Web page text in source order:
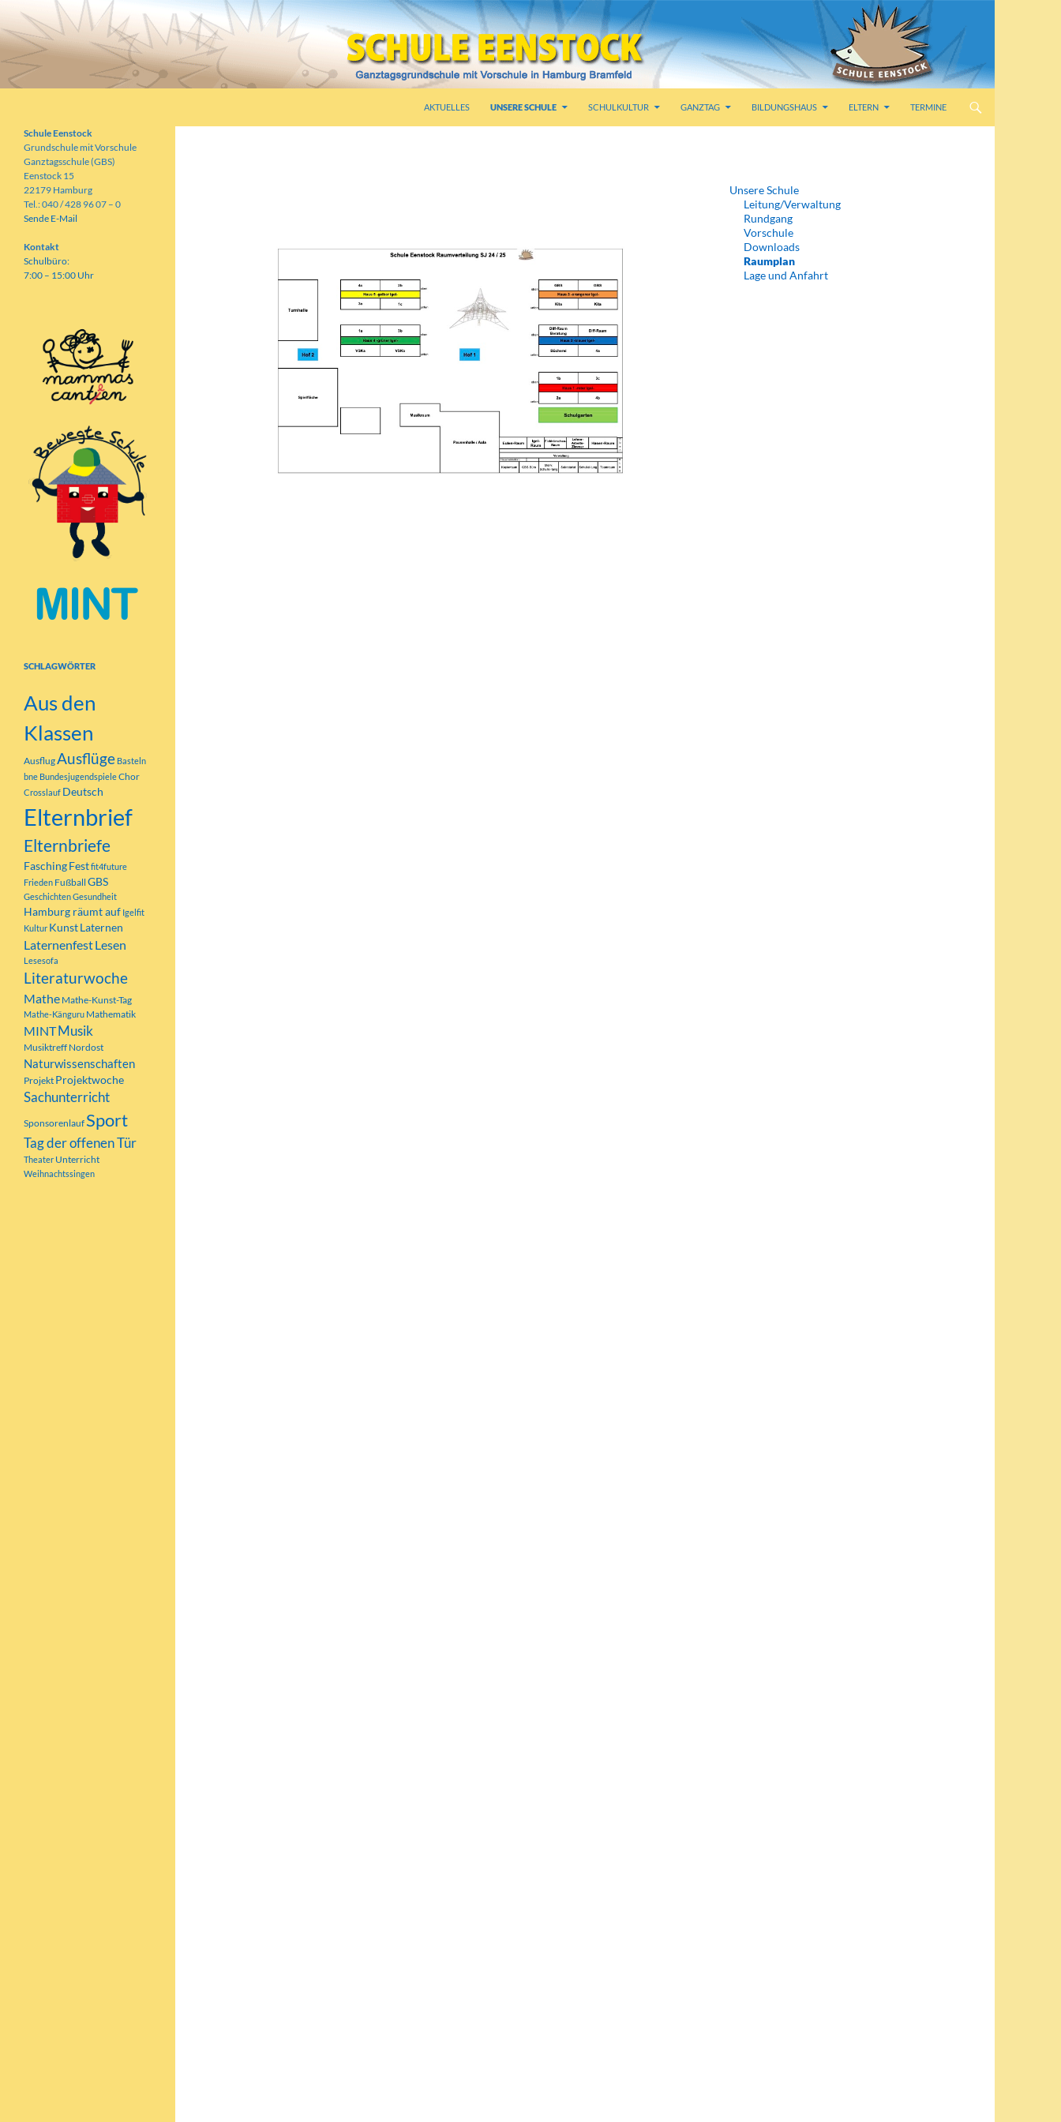
Zum
Inhalt
springen
AKTUELLES UNSERE SCHULE SCHULKULTUR GANZTAG BILDUNGSHAUS ELTERN TERMINE
Unsere Schule
Leitung/Verwaltung
Rundgang
Vorschule
Downloads
Raumplan
Lage und Anfahrt
Grundschule mit Vorschule
Schule Eenstock
Grundschule mit Vorschule
Ganztagsschule (GBS)
Eenstock 15
22179 Hamburg
Tel.: 040 / 428 96 07 – 0
Sende E-Mail
Kontakt
Schulbüro:
7:00 – 15:00 Uhr
SCHLAGWÖRTER
Aus den
Klassen
AusflugAusflüge Basteln
bne BundesjugendspieleChor
Crosslauf Deutsch
Elternbrief
Elternbriefe
FaschingFestfit4future
Frieden Fußball GBS
GeschichtenGesundheit
Hamburg räumt auf Igelfit
Kultur KunstLaternen
LaternenfestLesen
Lesesofa
Literaturwoche
Mathe Mathe-Kunst-Tag
Mathe-Känguru Mathematik
MINTMusik
Musiktreff Nordost
Naturwissenschaften
Projekt Projektwoche
Sachunterricht
SponsorenlaufSport
Tag der offenen Tür
Theater Unterricht
Weihnachtssingen